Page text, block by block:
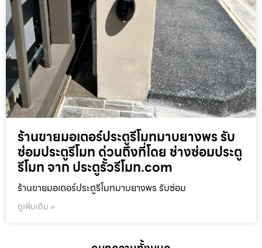
ร้านขายมอเตอร์ประตูรีโมทมาบยางพร รับ
ซ่อมประตูรีโมท ด่วนถึงที่โดย ช่างซ่อมประตู
รีโมท จาก ประตูรั้วรีโมท.com
ร้านขายมอเตอร์ประตูรีโมทมาบยางพร รับซ่อม
ดูเพิ่มเติม »